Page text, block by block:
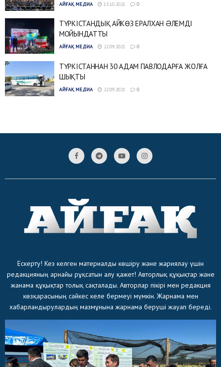
АЙҒАҚ МЕДИА 13.10.2021 0
ТҮРКІСТАНДЫҚ АЙКӨЗ ЕРАЛХАН ƏЛЕМДІ
МОЙЫНДАТТЫ
АЙҒАҚ МЕДИА 22.09.2021 0
ТҮРКІСТАННАН 30 АДАМ ПАВЛОДАРҒА ЖОЛҒА
ШЫҚТЫ
АЙҒАҚ МЕДИА 22.09.2021 0
Ескерту! Кез келген материалды көшіру және жариялау үшін
редакцияның арнайы рұқсатын алу қажет! Авторлық құқықтар және
жанама құқықтар толық сақталады. Авторлар пікірі мен редакция
көзқарасының сәйкес келе бермеуі мүмкін. Жарнама мен
хабарландырулардың мазмұнына жарнама беруші жауап береді.